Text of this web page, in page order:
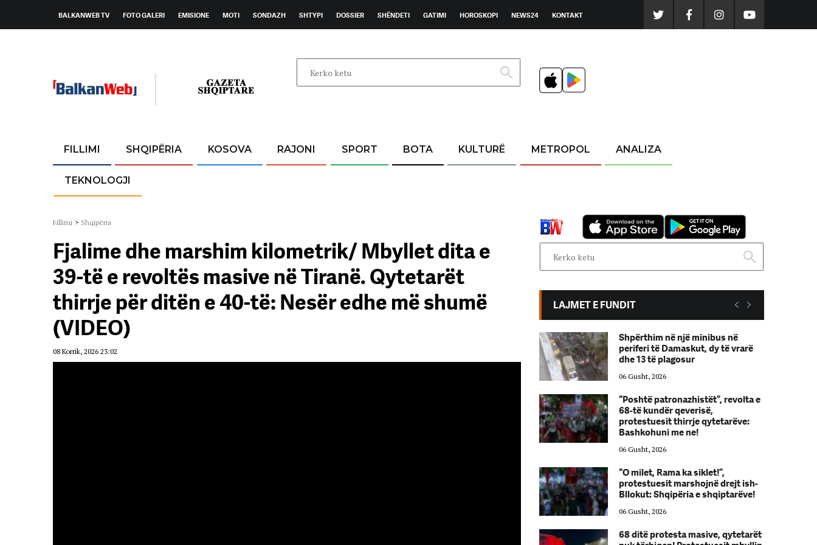
BALKANWEB TV FOTO GALERI EMISIONE MOTI SONDAZH SHTYPI DOSSIER SHËNDETI GATIMI HOROSKOPI NEWS24 KONTAKT
FILLIMI SHQIPËRIA KOSOVA RAJONI SPORT BOTA KULTURË METROPOL ANALIZA
TEKNOLOGJI
Fillimi > Shqipëria
Fjalime dhe marshim kilometrik/ Mbyllet dita e
39-të e revoltës masive në Tiranë. Qytetarët
thirrje për ditën e 40-të: Nesër edhe më shumë
(VIDEO)
08 Korrik, 2026 23:02
LAJMET E FUNDIT
dhe 13 të plagosur
Shpërthim në një minibus në
periferi të Damaskut, dy të vrarë
dhe 13 të plagosur
06 Gusht, 2026
“Poshtë patronazhistët”, revolta e
68-të kundër qeverisë,
protestuesit thirrje qytetarëve:
Bashkohuni me ne!
06 Gusht, 2026
“O milet, Rama ka siklet!”,
protestuesit marshojnë drejt ish-
Bllokut: Shqipëria e shqiptarëve!
06 Gusht, 2026
68 ditë protesta masive, qytetarët